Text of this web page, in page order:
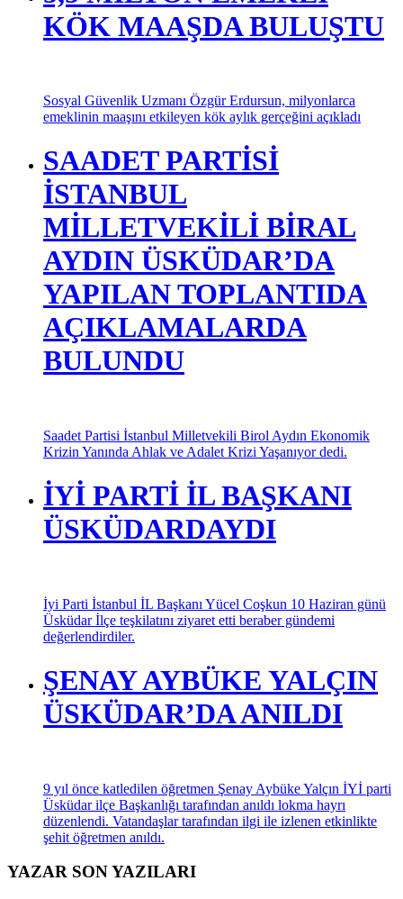
KÖK MAAŞDA BULUŞTU
Sosyal Güvenlik Uzmanı Özgür Erdursun, milyonlarca
emeklinin maaşını etkileyen kök aylık gerçeğini açıkladı
SAADET PARTİSİ
İSTANBUL
MİLLETVEKİLİ BİRAL
AYDIN ÜSKÜDAR’DA
YAPILAN TOPLANTIDA
AÇIKLAMALARDA
BULUNDU
Saadet Partisi İstanbul Milletvekili Birol Aydın Ekonomik
Krizin Yanında Ahlak ve Adalet Krizi Yaşanıyor dedi.
İYİ PARTİ İL BAŞKANI
ÜSKÜDARDAYDI
İyi Parti İstanbul İL Başkanı Yücel Coşkun 10 Haziran günü
Üsküdar İlçe teşkilatını ziyaret etti beraber gündemi
değerlendirdiler.
ŞENAY AYBÜKE YALÇIN
ÜSKÜDAR’DA ANILDI
9 yıl önce katledilen öğretmen Şenay Aybüke Yalçın İYİ parti
Üsküdar ilçe Başkanlığı tarafından anıldı lokma hayrı
düzenlendi. Vatandaşlar tarafından ilgi ile izlenen etkinlikte
şehit öğretmen anıldı.
YAZAR SON YAZILARI